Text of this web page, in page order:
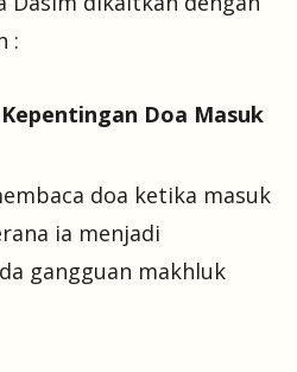
:
Doa Masuk
doa ketika masuk
ia menjadi
gangguan makhluk